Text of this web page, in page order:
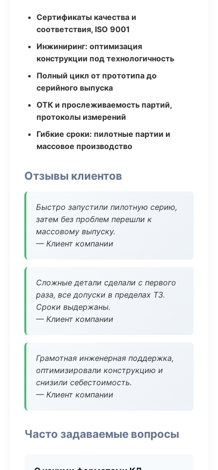
Сертификаты качества и
соответствия, ISO 9001
Инжиниринг: оптимизация
конструкции под технологичность
Полный цикл от прототипа до
серийного выпуска
ОТК и прослеживаемость партий,
протоколы измерений
Гибкие сроки: пилотные партии и
массовое производство
Отзывы клиентов
Быстро запустили пилотную серию,
затем без проблем перешли к
массовому выпуску.
— Клиент компании
Сложные детали сделали с первого
раза, все допуски в пределах ТЗ.
Сроки выдержаны.
— Клиент компании
Грамотная инженерная поддержка,
оптимизировали конструкцию и
снизили себестоимость.
— Клиент компании
Часто задаваемые вопросы